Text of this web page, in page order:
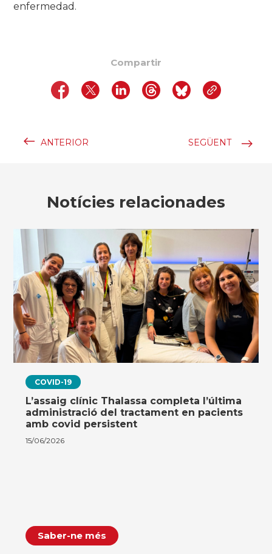
enfermedad.
Compartir
ANTERIOR SEGÜENT
Notícies relacionades
COVID-19
L’assaig clínic Thalassa completa l’última
administració del tractament en pacients
amb covid persistent
15/06/2026
Saber-ne més